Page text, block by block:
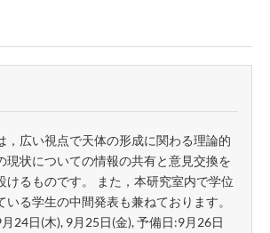
，広い視点で天体の形成に関わる理論的
現状についての情報の共有と意見交換を
けるものです。 また，本研究室内で学位
いる学生の中間発表も兼ねております。
24日(木), 9月25日(金), 予備日:9月26日